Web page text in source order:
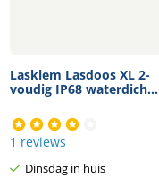
Lasklem Lasdoos XL 2-
voudig IP68 waterdich...
1 reviews
Dinsdag in huis